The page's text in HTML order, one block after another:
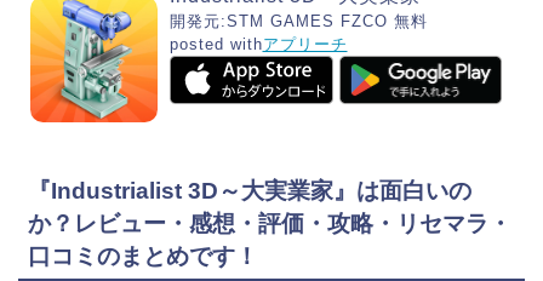
開発元:STM GAMES FZCO 無料
posted withアプリーチ
『Industrialist 3D～大実業家』は面白いの
か？レビュー・感想・評価・攻略・リセマラ・
口コミのまとめです！